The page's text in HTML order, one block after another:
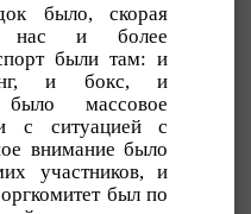
было, скорая
и более
были там: и
и бокс, и
массовое
с ситуацией с
внимание было
участников, и
был по